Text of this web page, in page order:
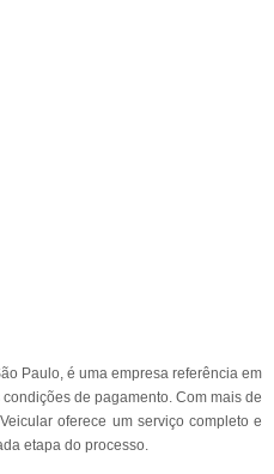
Paulo, é uma empresa referência em
de pagamento. Com mais de
oferece um serviço completo e
etapa do processo.